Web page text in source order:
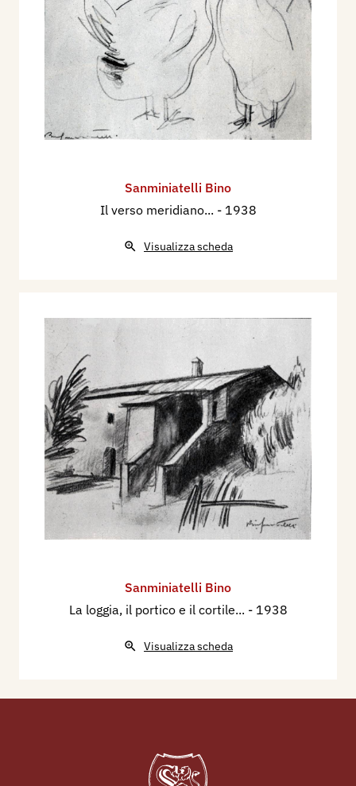
Sanminiatelli Bino
Il verso meridiano... - 1938
Visualizza scheda
Sanminiatelli Bino
La loggia, il portico e il cortile... - 1938
Visualizza scheda